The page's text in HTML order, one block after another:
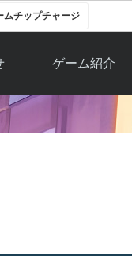
ムチップチャージ
ゲーム紹介
ソウルワーカー
アップデート履